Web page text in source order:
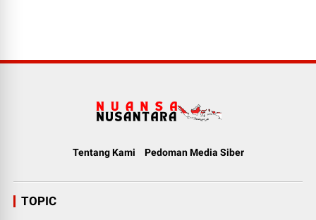
Tentang Kami Pedoman Media Siber
TOPIC